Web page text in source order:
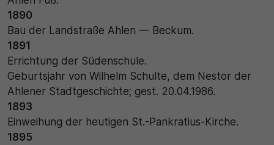
1890
Bau der Landstraße Ahlen — Beckum.
1891
Errichtung der Südenschule.
Geburtsjahr von Wilhelm Schulte, dem Nestor der
Ahlener Stadtgeschichte; gest. 20.04.1986.
1893
Einweihung der heutigen St.-Pankratius-Kirche.
1895
Name
SgCookieOptin.lastPreferences
Anbieter
Cookie Consent / Ahlen
Laufzeit
1 Jahr
Laufzeit
1 Jahr
Zweck
Wird für statistische Zwecke verwendet, um Details
wie die eindeutige Besucher-ID zu speichern.